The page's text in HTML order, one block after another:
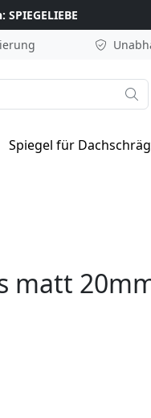
SPIEGELIEBE
Spiegel für
matt